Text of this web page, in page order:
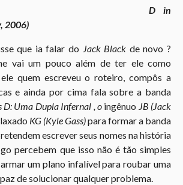
D in
2006)
que ia falar do Jack Black de novo ?
vai um pouco além de ter ele como
quem escreveu o roteiro, compôs a
e ainda por cima fala sobre a banda
D: Uma Dupla Infernal , oingênuo JB (Jack
KG (Kyle Gass)para formar a banda
escrever seus nomes na história
percebem que isso não é tão simples
um plano infalível para roubar uma
de solucionar qualquer problema.